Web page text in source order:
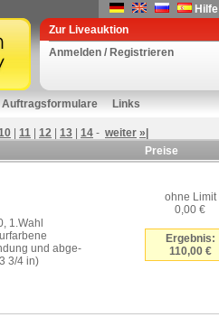
Hilfe
Zur Liveauktion
Anmelden / Registrieren
Auftragsformulare Links
11 12 13 14 - weiter »|
Preise
1.Wahl
und abge-
3/4 in)
ohne Limit
0,00 €
Ergebnis:
110,00 €